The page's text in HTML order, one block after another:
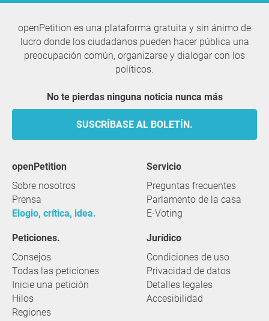
openPetition es una plataforma gratuita y sin ánimo de
lucro donde los ciudadanos pueden hacer pública una
preocupación común, organizarse y dialogar con los
políticos.
No te pierdas ninguna noticia nunca más
SUSCRÍBASE AL BOLETÍN.
openPetition
Sobre nosotros
Prensa
Elogio, crítica, idea.
servicio
Preguntas frecuentes
Parlamento de la casa
E-Voting
Peticiones.
Consejos
Todas las peticiones
Inicie una petición
Hilos
Regiones
Jurídico
Condiciones de uso
Privacidad de datos
Detalles legales
Accesibilidad